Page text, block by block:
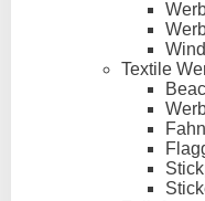
Textile